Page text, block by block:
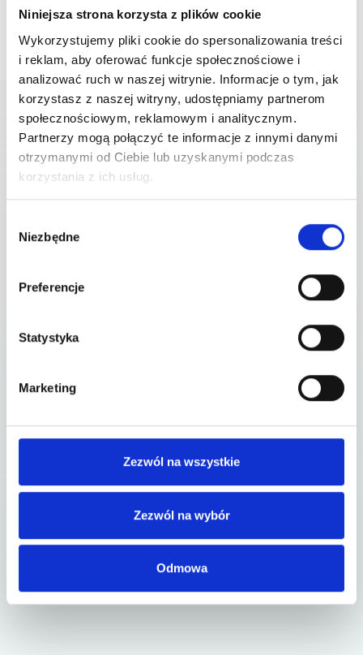
Niniejsza strona korzysta z plików cookie
Wykorzystujemy pliki cookie do spersonalizowania treści
i reklam, aby oferować funkcje społecznościowe i
analizować ruch w naszej witrynie. Informacje o tym, jak
korzystasz z naszej witryny, udostępniamy partnerom
społecznościowym, reklamowym i analitycznym.
Partnerzy mogą połączyć te informacje z innymi danymi
otrzymanymi od Ciebie lub uzyskanymi podczas
korzystania z ich usług.
zgody
Niezbędne
Preferencje
Statystyka
Marketing
Zezwól na wszystkie
Zezwól na wybór
Odmowa